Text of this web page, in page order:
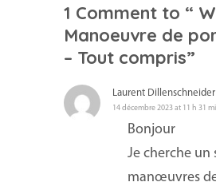
1 Comment to “
Manoeuvre de
– Tout compris”
Laurent Dillenschneider
14 décembre 2023 at 11 h 31
Bonjour
Je cherche un
manœuvres